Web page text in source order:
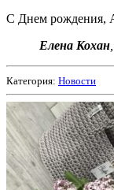
С Днем рождения,
Елена Кохан
Категория: Новости